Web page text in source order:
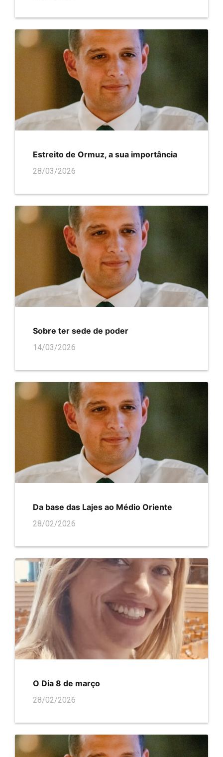
Estreito de Ormuz, a sua importância
28/03/2026
Sobre ter sede de poder
14/03/2026
Da base das Lajes ao Médio Oriente
28/02/2026
O Dia 8 de março
28/02/2026